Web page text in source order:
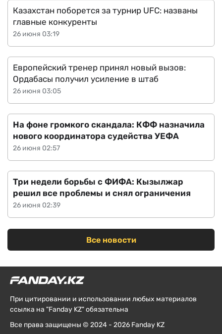
26 июня 03:19
Казахстан поборется за турнир UFC: названы
главные конкуренты
26 июня 03:05
Европейский тренер принял новый вызов:
Ордабасы получил усиление в штаб
26 июня 02:57
На фоне громкого скандала: КФФ назначила
нового координатора судейства УЕФА
26 июня 02:39
Три недели борьбы с ФИФА: Кызылжар
решил все проблемы и снял ограничения
Все новости
При цитировании и использовании любых материалов
ссылка на "Fanday KZ" обязательна
Все права защищены © 2024 - 2026 Fanday KZ